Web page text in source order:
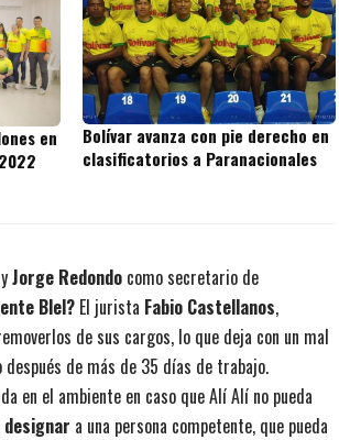
en
Bolívar avanza con pie derecho en
clasificatorios a Paranacionales
Jorge Redondo como secretario de
Blel? El jurista Fabio Castellanos,
de sus cargos, lo que deja con un mal
de más de 35 días de trabajo.
en el ambiente en caso que Alí Alí no pueda
a una persona competente, que pueda